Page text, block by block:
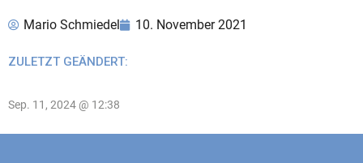
Mario Schmiedel 10. November 2021
ZULETZT GEÄNDERT:
Sep. 11, 2024 @ 12:38